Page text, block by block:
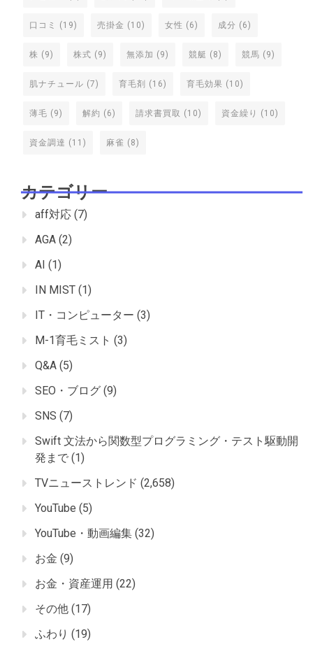
口コミ (19) 売掛金 (10) 女性 (6) 成分 (6)
株 (9) 株式 (9) 無添加 (9) 競艇 (8) 競馬 (9)
肌ナチュール (7) 育毛剤 (16) 育毛効果 (10)
薄毛 (9) 解約 (6) 請求書買取 (10) 資金繰り (10)
資金調達 (11) 麻雀 (8)
カテゴリー
aff対応 (7)
AGA (2)
AI (1)
IN MIST (1)
IT・コンピューター (3)
M-1育毛ミスト (3)
Q&A (5)
SEO・ブログ (9)
SNS (7)
Swift 文法から関数型プログラミング・テスト駆動開
発まで (1)
TVニューストレンド (2,658)
YouTube (5)
YouTube・動画編集 (32)
お金 (9)
お金・資産運用 (22)
その他 (17)
ふわり (19)